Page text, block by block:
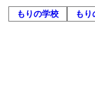
もりの学校 もり